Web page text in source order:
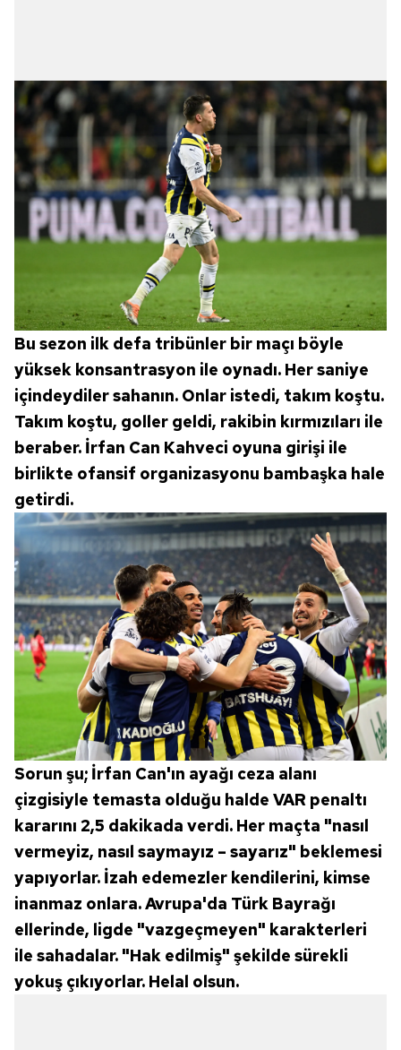
Bu sezon ilk defa tribünler bir maçı böyle
yüksek konsantrasyon ile oynadı. Her saniye
içindeydiler sahanın. Onlar istedi, takım koştu.
Takım koştu, goller geldi, rakibin kırmızıları ile
beraber. İrfan Can Kahveci oyuna girişi ile
birlikte ofansif organizasyonu bambaşka hale
getirdi.
Sorun şu; İrfan Can'ın ayağı ceza alanı
çizgisiyle temasta olduğu halde VAR penaltı
kararını 2,5 dakikada verdi. Her maçta "nasıl
vermeyiz, nasıl saymayız – sayarız" beklemesi
yapıyorlar. İzah edemezler kendilerini, kimse
inanmaz onlara. Avrupa'da Türk Bayrağı
ellerinde, ligde "vazgeçmeyen" karakterleri
ile sahadalar. "Hak edilmiş" şekilde sürekli
yokuş çıkıyorlar. Helal olsun.